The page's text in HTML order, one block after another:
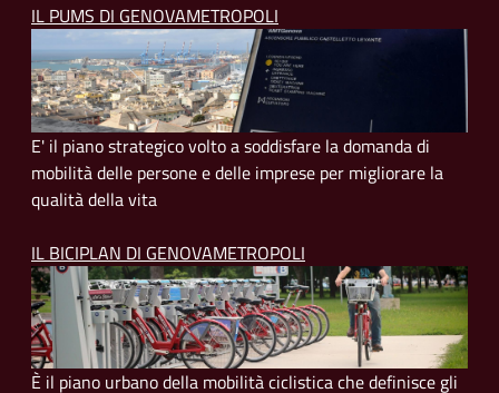
IL PUMS DI GENOVAMETROPOLI
E' il piano strategico volto a soddisfare la domanda di
mobilità delle persone e delle imprese per migliorare la
qualità della vita
IL BICIPLAN DI GENOVAMETROPOLI
È il piano urbano della mobilità ciclistica che definisce gli